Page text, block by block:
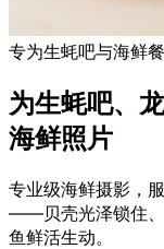
专为生蚝吧与海鲜
为生蚝吧、
海鲜照片
专业级海鲜摄影，
——贝壳光泽锁住、
鱼鲜活生动。